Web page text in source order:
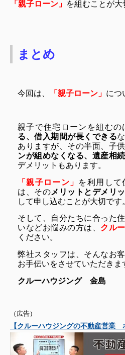
「親子ローン」 を組むことが大
まとめ
今回は、 「親子ローン」 につ
親子で住宅ローンを組むの
る、借入期間が長くできる
ありますが、その半面、子
ンが組めなくなる、遺産相
デメリットもあります。
「親子ローン」 を利用して
は、そのメリットとデメリ
して申し込むことが大切です
そして、自分たちに合った
いなどお悩みの方は、 クル
ください。
弊社スタッフは、そんなお
お手伝いをさせていただきま
クルーハウジング 金島
（広告）
【クルーハウジングの不動産営業